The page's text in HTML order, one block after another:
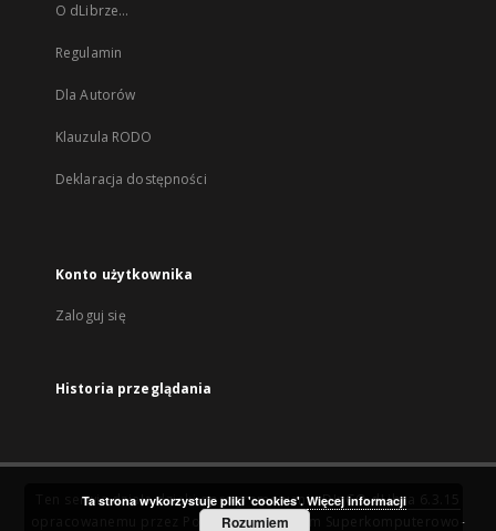
O dLibrze...
Regulamin
Dla Autorów
Klauzula RODO
Deklaracja dostępności
Konto użytkownika
Zaloguj się
Historia przeglądania
Ten serwis działa dzięki oprogramowaniuDInGO dLibra 6.3.15
Poznańskie Centrum Superkomputerowo-
Ta strona wykorzystuje pliki 'cookies'. Więcej informacji
Rozumiem